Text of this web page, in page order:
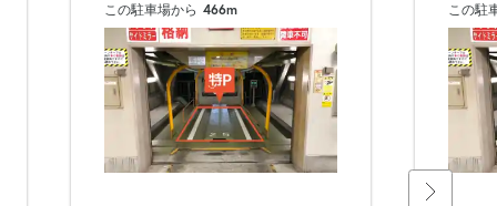
この駐車場から 466m この駐